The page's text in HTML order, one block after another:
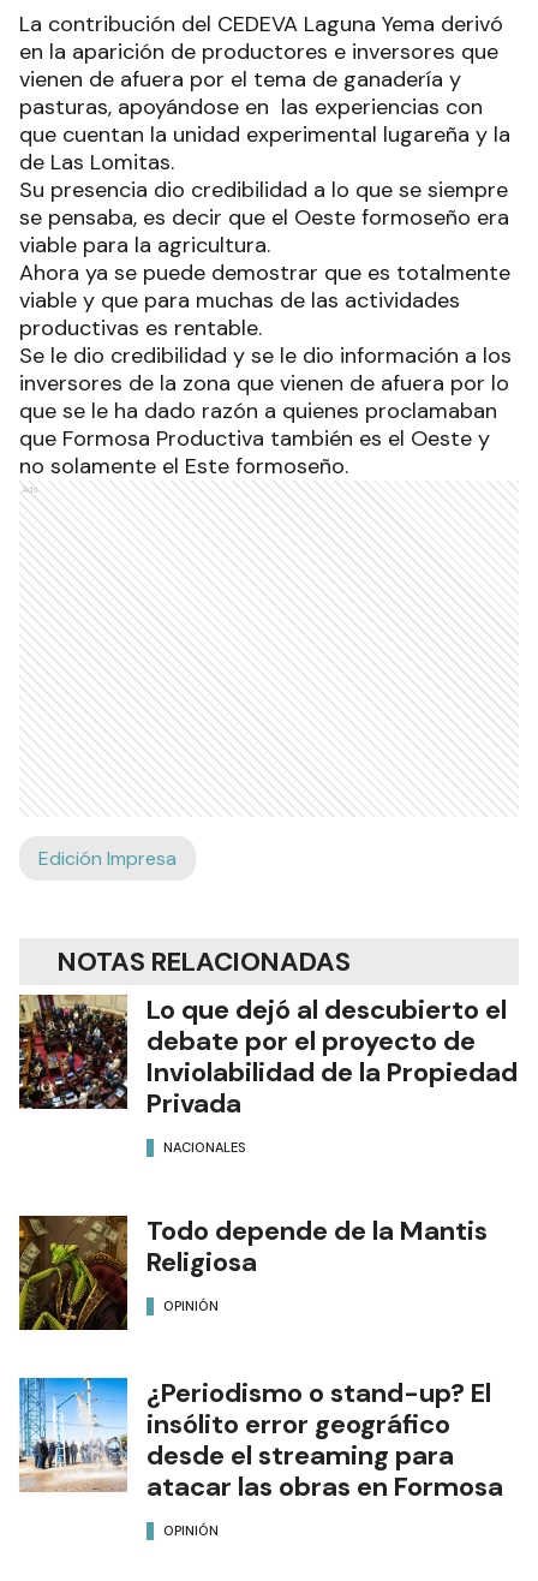
La contribución del CEDEVA Laguna Yema derivó
en la aparición de productores e inversores que
vienen de afuera por el tema de ganadería y
pasturas, apoyándose en las experiencias con
que cuentan la unidad experimental lugareña y la
de Las Lomitas.
Su presencia dio credibilidad a lo que se siempre
se pensaba, es decir que el Oeste formoseño era
viable para la agricultura.
Ahora ya se puede demostrar que es totalmente
viable y que para muchas de las actividades
productivas es rentable.
Se le dio credibilidad y se le dio información a los
inversores de la zona que vienen de afuera por lo
que se le ha dado razón a quienes proclamaban
que Formosa Productiva también es el Oeste y
no solamente el Este formoseño.
Ads
Edición Impresa
NOTAS RELACIONADAS
Lo que dejó al descubierto el
debate por el proyecto de
Inviolabilidad de la Propiedad
Privada
NACIONALES
Todo depende de la Mantis
Religiosa
OPINIÓN
¿Periodismo o stand-up? El
insólito error geográfico
desde el streaming para
atacar las obras en Formosa
OPINIÓN